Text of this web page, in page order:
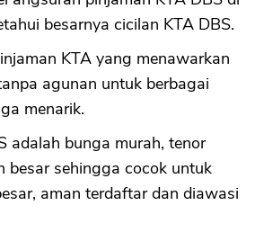
besarnya cicilan KTA DBS.
KTA yang menawarkan
agunan untuk berbagai
menarik.
adalah bunga murah, tenor
besar sehingga cocok untuk
aman terdaftar dan diawasi